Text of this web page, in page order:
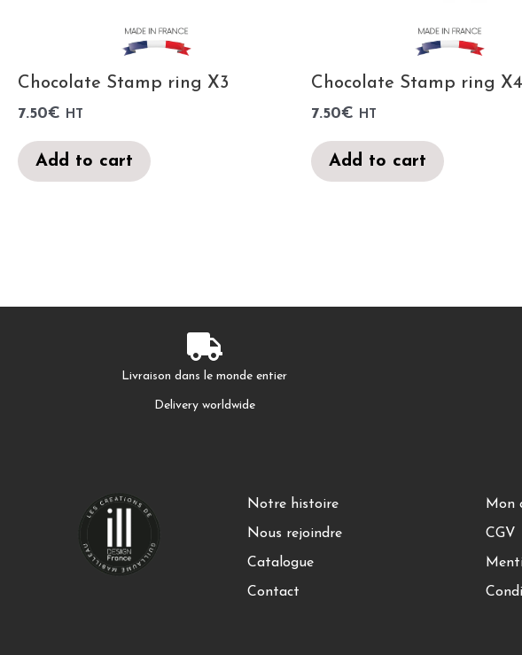
Chocolate Stamp ring X3
7.50€ HT
Add to cart
Chocolate Stamp ring X4
7.50€ HT
Add to cart
Livraison dans le monde entier
Delivery worldwide
Notre histoire
Nous rejoindre
Catalogue
Contact
Mon
CGV